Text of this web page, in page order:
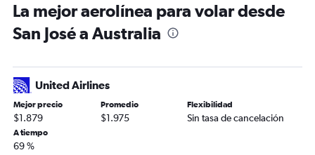
La mejor aerolínea para volar desde
San José a Australia
United Airlines
Mejor precio
$1.879
Promedio
$1.975
Flexibilidad
Sin tasa de cancelación
A tiempo
69 %